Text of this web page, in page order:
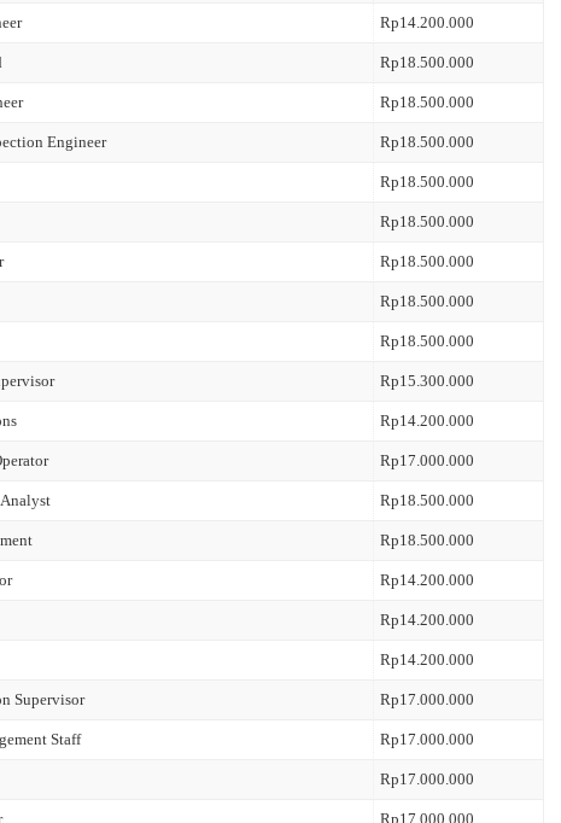
Rp14.200.000
Rp18.500.000
Rp18.500.000
Engineer Rp18.500.000
Rp18.500.000
Rp18.500.000
Rp18.500.000
Rp18.500.000
Rp18.500.000
Rp15.300.000
Rp14.200.000
Rp17.000.000
Rp18.500.000
Rp18.500.000
Rp14.200.000
Rp14.200.000
Rp14.200.000
Supervisor Rp17.000.000
Staff Rp17.000.000
Rp17.000.000
Rp17.000.000